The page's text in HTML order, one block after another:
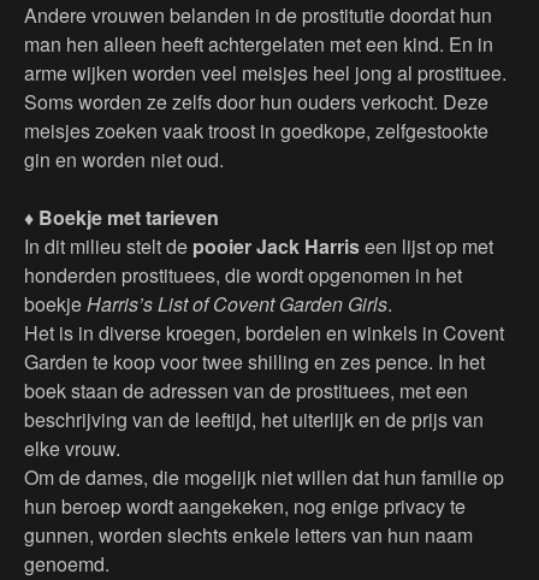
Andere vrouwen belanden in de prostitutie doordat hun
man hen alleen heeft achtergelaten met een kind. En in
arme wijken worden veel meisjes heel jong al prostituee.
Soms worden ze zelfs door hun ouders verkocht. Deze
meisjes zoeken vaak troost in goedkope, zelfgestookte
gin en worden niet oud.
♦ Boekje met tarieven
In dit milieu stelt de pooier Jack Harriseen lijst op met
honderden prostituees, die wordt opgenomen in het
boekjeHarris’s List of Covent Garden Girls.
Het is in diverse kroegen, bordelen en winkels in Covent
Garden te koop voor twee shilling en zes pence. In het
boek staan de adressen van de prostituees, met een
beschrijving van de leeftijd, het uiterlijk en de prijs van
elke vrouw.
Om de dames, die mogelijk niet willen dat hun familie op
hun beroep wordt aangekeken, nog enige privacy te
gunnen, worden slechts enkele letters van hun naam
genoemd.